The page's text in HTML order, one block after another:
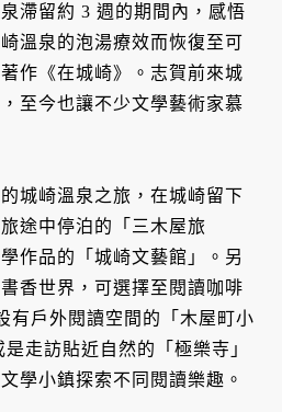
滯留約 3 週的期間內，感悟
溫泉的泡湯療效而恢復至可
作《在城崎》。志賀前來城
至今也讓不少文學藝術家慕
城崎溫泉之旅，在城崎留下
途中停泊的「三木屋旅
作品的「城崎文藝館」。另
香世界，可選擇至閱讀咖啡
有戶外閱讀空間的「木屋町小
走訪貼近自然的「極樂寺」
學小鎮探索不同閱讀樂趣。